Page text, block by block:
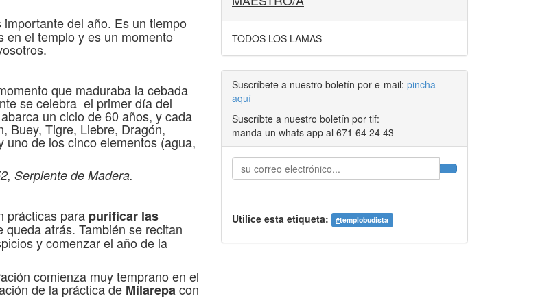
del año. Es un tiempo
en el templo y es un momento
que maduraba la cebada
se celebra el primer día del
un ciclo de 60 años, y cada
Buey, Tigre, Liebre, Dragón,
uno de los cinco elementos (agua,
Serpiente de Madera.
prácticas para purificar las
queda atrás. También se recitan
y comenzar el año de la
comienza muy temprano en el
de la práctica de Milarepacon
TODOS LOS LAMAS
Suscríbete a nuestro boletín por e-mail: pincha
aquí
Suscríbte a nuestro boletín por tlf:
manda un whats app al 671 64 24 43
Utilice esta etiqueta: #templobudista